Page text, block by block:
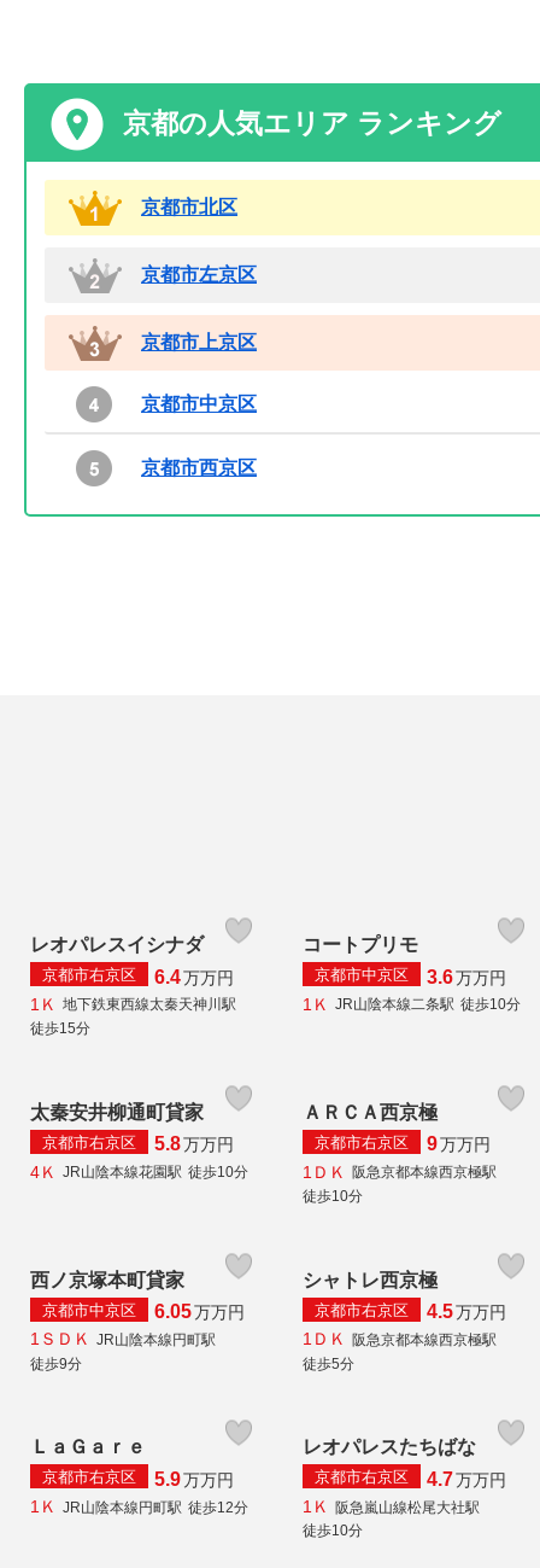
京都の人気エリア ランキング
京都市北区
京都市左京区
京都市上京区
京都市中京区
京都市西京区
レオパレスイシナダ
京都市右京区 6.4万万円
1Ｋ
地下鉄東西線太秦天神川駅
徒歩15分
コートプリモ
京都市中京区 3.6万万円
1Ｋ
JR山陰本線二条駅 徒歩10分
太秦安井柳通町貸家
京都市右京区 5.8万万円
4Ｋ
JR山陰本線花園駅 徒歩10分
ＡＲＣＡ西京極
京都市右京区 9万万円
1ＤＫ
阪急京都本線西京極駅
徒歩10分
西ノ京塚本町貸家
京都市中京区 6.05万万円
1ＳＤＫ JR山陰本線円町駅
徒歩9分
シャトレ西京極
京都市右京区 4.5万万円
1ＤＫ 阪急京都本線西京極駅
徒歩5分
ＬａＧａｒｅ
京都市右京区 5.9万万円
1Ｋ
JR山陰本線円町駅 徒歩12分
レオパレスたちばな
京都市右京区 4.7万万円
1Ｋ
阪急嵐山線松尾大社駅
徒歩10分